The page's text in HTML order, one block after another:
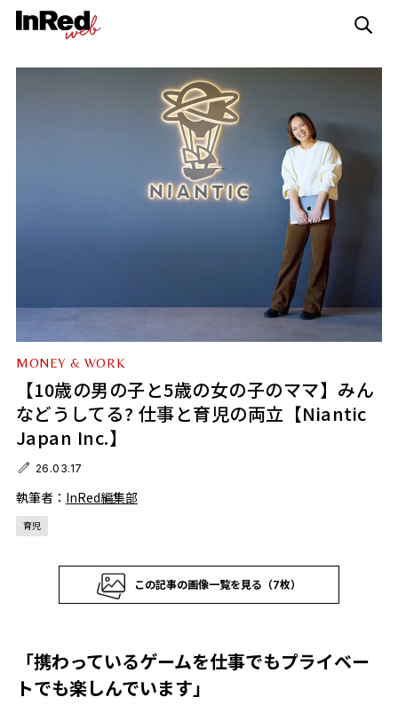
MONEY & WORK
【10歳の男の子と5歳の女の子のママ】みん
などうしてる? 仕事と育児の両立【Niantic
Japan Inc.】
26.03.17
執筆者： InRed編集部
育児
この記事の画像一覧を見る（7枚）
「携わっているゲームを仕事でもプライベー
トでも楽しんでいます」